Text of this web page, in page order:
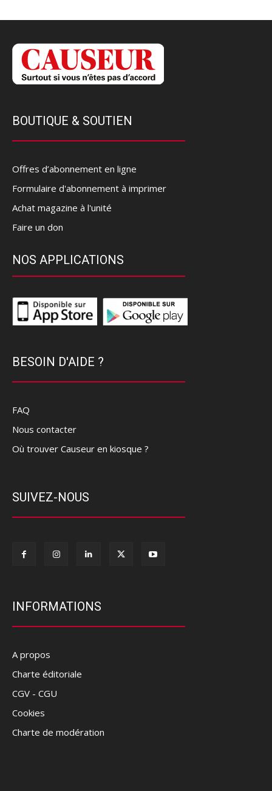
BOUTIQUE & SOUTIEN
Offres d’abonnement en ligne
Formulaire d'abonnement à imprimer
Achat magazine à l'unité
Faire un don
NOS APPLICATIONS
BESOIN D'AIDE ?
FAQ
Nous contacter
Où trouver Causeur en kiosque ?
SUIVEZ-NOUS
INFORMATIONS
A propos
Charte éditoriale
CGV - CGU
Cookies
Charte de modération